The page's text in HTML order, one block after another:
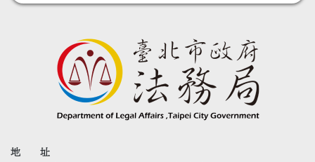
地 址